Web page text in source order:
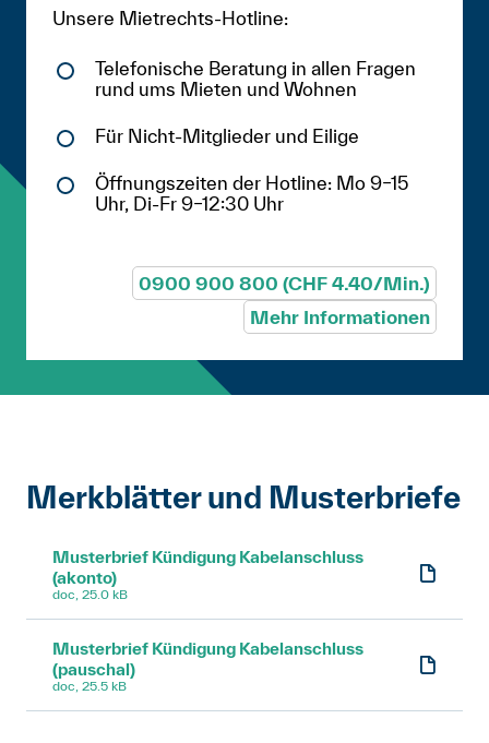
Unsere Mietrechts-Hotline:
Telefonische Beratung in allen Fragen
rund ums Mieten und Wohnen
Für Nicht-Mitglieder und Eilige
Öffnungszeiten der Hotline: Mo 9–15
Uhr, Di-Fr 9–12:30 Uhr
0900 900 800 (CHF 4.40/Min.)
Mehr Informationen
Merkblätter und Musterbriefe
Musterbrief Kündigung Kabelanschluss
(akonto)
doc, 25.0 kB
Musterbrief Kündigung Kabelanschluss
(pauschal)
doc, 25.5 kB